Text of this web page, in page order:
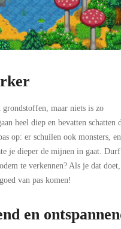
grondstoffen, maar niets is zo
heel diep en bevatten schatten
op: er schuilen ook monsters, en
je dieper de mijnen in gaat. Durf
te verkennen? Als je dat doet,
van pas komen!
en